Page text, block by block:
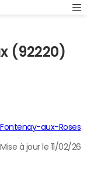
(92220)
Fontenay-aux-Roses
Mise à jour le 11/02/26